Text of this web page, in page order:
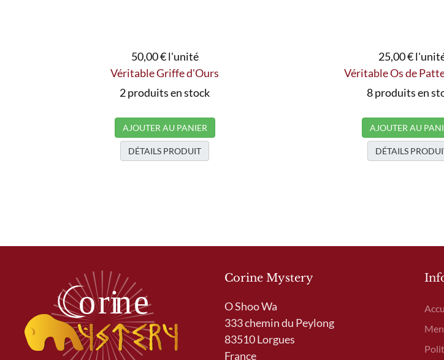
50,00 €l'unité
Véritable Griffe d'Ours
2 produits en stock
AJOUTER AU PANIER
DÉTAILS PRODUIT
25,00 €
Véritable Os de
8 produits en
AJOUTER AU
DÉTAILS
Corine Mystery
O Shoo Wa
333 chemin du Peylong
83510 Lorgues
France